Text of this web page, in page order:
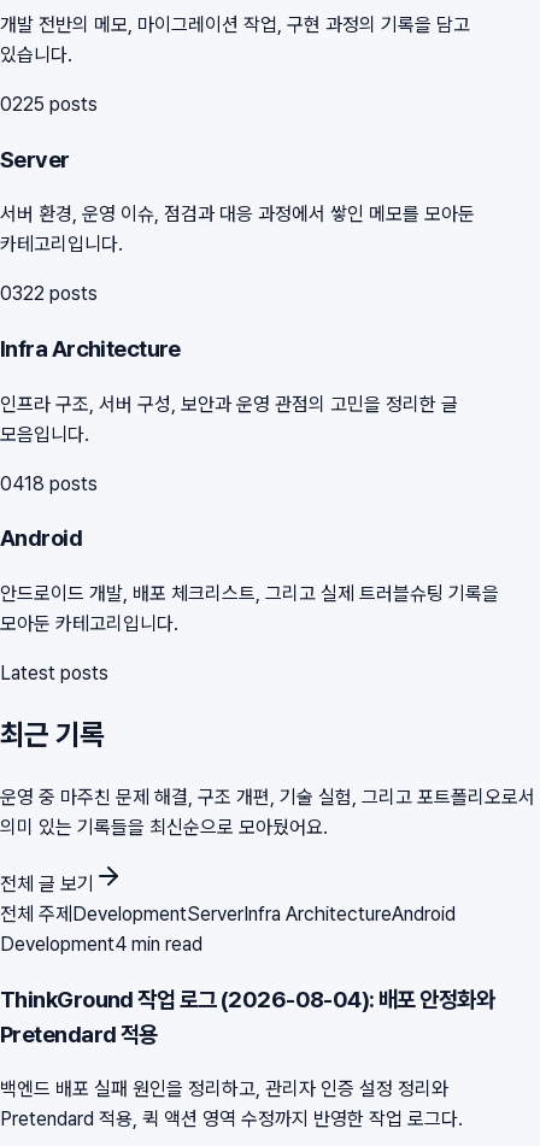
개발 전반의 메모, 마이그레이션 작업, 구현 과정의 기록을 담고
있습니다.
0225 posts
Server
서버 환경, 운영 이슈, 점검과 대응 과정에서 쌓인 메모를 모아둔
카테고리입니다.
0322 posts
Infra Architecture
인프라 구조, 서버 구성, 보안과 운영 관점의 고민을 정리한 글
모음입니다.
0418 posts
Android
안드로이드 개발, 배포 체크리스트, 그리고 실제 트러블슈팅 기록을
모아둔 카테고리입니다.
Latest posts
최근 기록
운영 중 마주친 문제 해결, 구조 개편, 기술 실험, 그리고 포트폴리오로서
의미 있는 기록들을 최신순으로 모아뒀어요.
전체 글 보기
전체 주제DevelopmentServerInfra ArchitectureAndroid
Development4 min read
ThinkGround 작업 로그 (2026-08-04): 배포 안정화와
Pretendard 적용
백엔드 배포 실패 원인을 정리하고, 관리자 인증 설정 정리와
Pretendard 적용, 퀵 액션 영역 수정까지 반영한 작업 로그다.